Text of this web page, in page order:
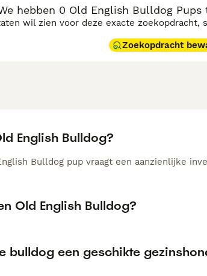
hebben 0 Old English Bulldog
wil zien voor deze exacte zoekopdracht,
Zoekopdracht
English Bulldog?
Bulldog pup vraagt een aanzienlijke
Old English Bulldog?
bulldog een geschikte